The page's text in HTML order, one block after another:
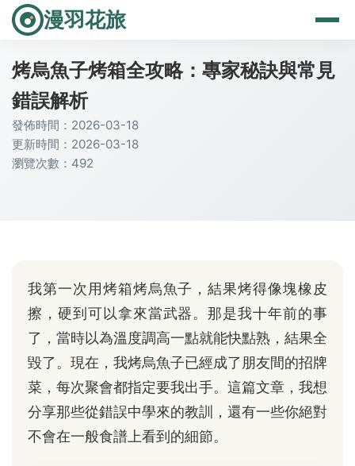
漫羽花旅
烤烏魚子烤箱全攻略：專家秘訣與常見
錯誤解析
發佈時間：2026-03-18
更新時間：2026-03-18
瀏覽次數：492
我第一次用烤箱烤烏魚子，結果烤得像塊橡皮
擦，硬到可以拿來當武器。那是我十年前的事
了，當時以為溫度調高一點就能快點熟，結果全
毀了。現在，我烤烏魚子已經成了朋友間的招牌
菜，每次聚會都指定要我出手。這篇文章，我想
分享那些從錯誤中學來的教訓，還有一些你絕對
不會在一般食譜上看到的細節。